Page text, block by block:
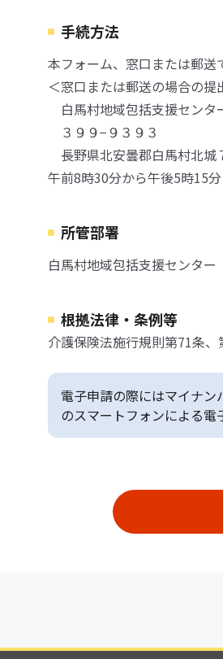
手続方法
本フォーム、窓口または郵送
＜窓口または郵送の場合の提
白馬村地域包括支援センタ
３９９−９３９３
長野県北安曇郡白馬村北城
午前8時30分から午後5時15
所管部署
白馬村地域包括支援センター
根拠法律・条例等
介護保険法施行規則第71条、
電子申請の際にはマイナ
のスマートフォンによる電